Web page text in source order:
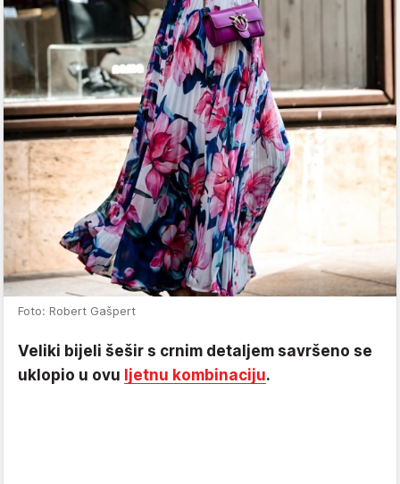
Foto: Robert Gašpert
Veliki bijeli šešir s crnim detaljem savršeno se
uklopio u ovu ljetnu kombinaciju.